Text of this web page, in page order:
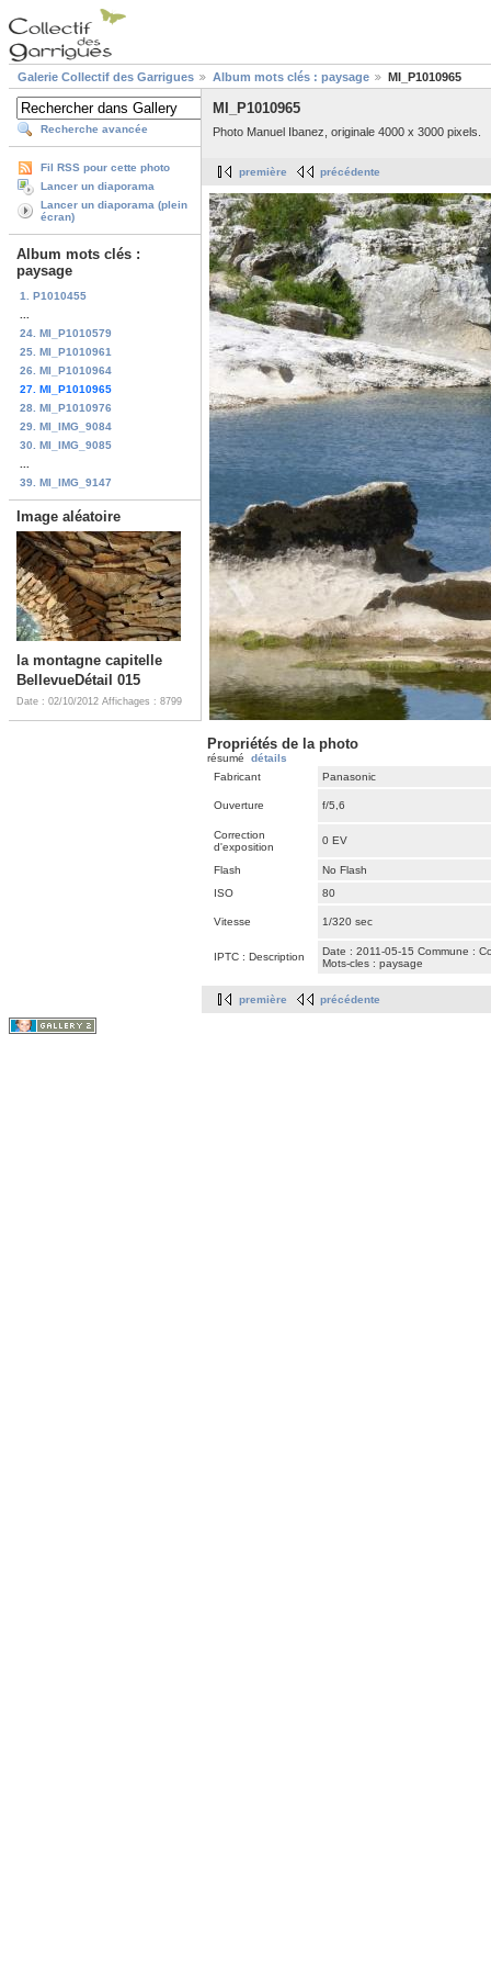
Galerie Collectif des Garrigues Album mots clés : paysage MI_P1010965
Recherche avancée
Fil RSS pour cette photo
Lancer un diaporama
Lancer un diaporama (plein
écran)
Album mots clés :
paysage
1. P1010455
24. MI_P1010579
25. MI_P1010961
26. MI_P1010964
27. MI_P1010965
28. MI_P1010976
29. MI_IMG_9084
30. MI_IMG_9085
39. MI_IMG_9147
Image aléatoire
la montagne capitelle
BellevueDétail 015
Date : 02/10/2012 Affichages : 8799
MI_P1010965
Photo Manuel Ibanez, originale 4000 x 3000 pixels.
première précédente
Propriétés de la photo
résumé détails
Fabricant
Panasonic
Ouverture f/5,6
Correction
d'exposition
0 EV
Flash
No Flash
ISO
80
Vitesse 1/320 sec
IPTC : Description
Date : 2011-05-15 Commune :
Mots-cles : paysage
première précédente